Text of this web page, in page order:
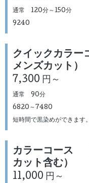
通常 120分～150分
9240
クイックカラー
メンズカット）
7,300 円～
通常 90分
6820～7480
短時間で黒染めができます。
カラーコース
カット含む）
11,000 円～